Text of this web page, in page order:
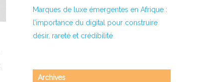
Marques de luxe émergentes en Afrique :
l’importance du digital pour construire
désir, rareté et crédibilité
Archives